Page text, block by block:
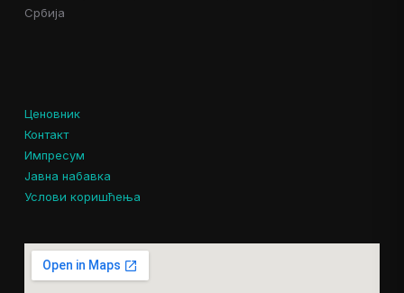
Србија
Ценовник
Контакт
Импресум
Јавна набавка
Услови коришћења